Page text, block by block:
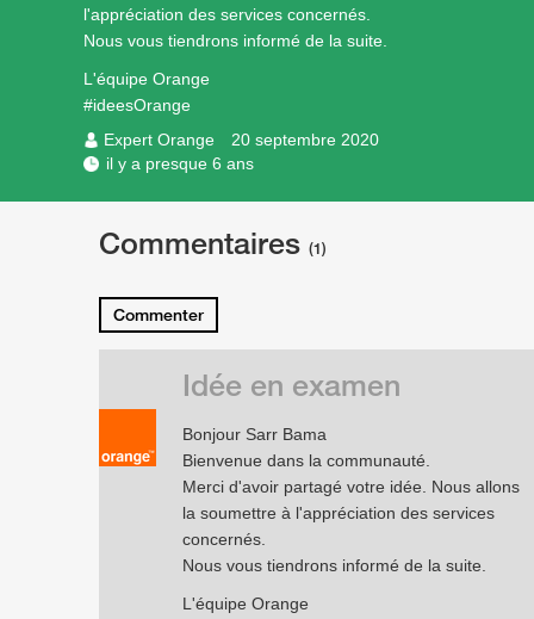
l'appréciation des services concernés.
Nous vous tiendrons informé de la suite.
L'équipe Orange
#ideesOrange
Expert Orange
20 septembre 2020
il y a presque 6 ans
Commentaires (1)
Commenter
Bonjour Sarr Bama
Bienvenue dans la communauté.
Merci d'avoir partagé votre idée. Nous allons
la soumettre à l'appréciation des services
concernés.
Nous vous tiendrons informé de la suite.
L'équipe Orange
Idée en examen